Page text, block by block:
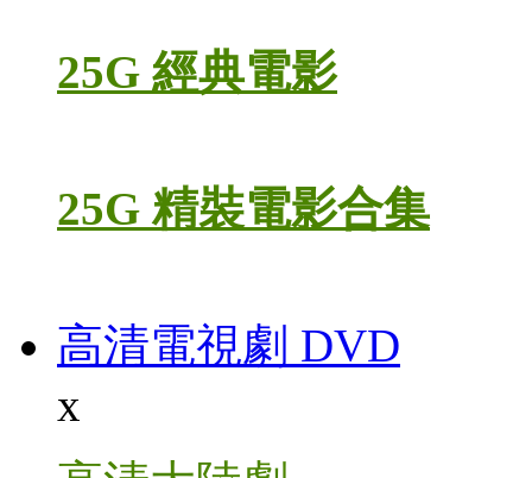
25G 經典電影
25G 精裝電影合集
高清電視劇 DVD
x